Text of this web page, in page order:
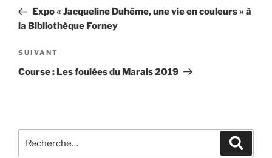
l’article
précédent
Expo « Jacqueline Duhême, une vie en couleurs » à
la Bibliothèque Forney
Article
suivant
SUIVANT
Course : Les foulées du Marais 2019
pour